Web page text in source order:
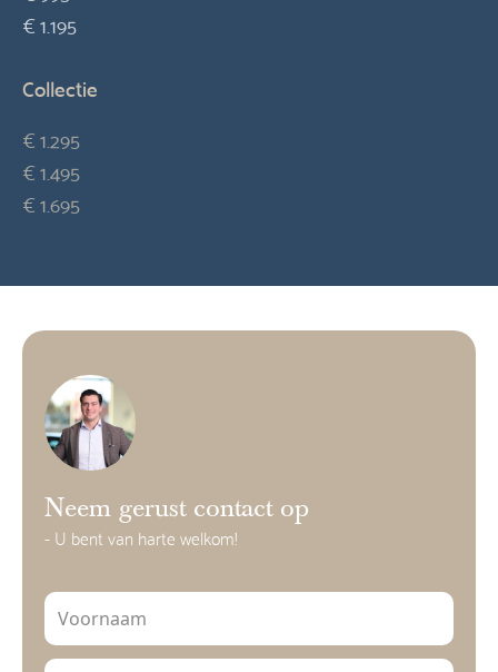
€ 1.195
Collectie
€ 1.295
€ 1.495
€ 1.695
Neem gerust contact op
- U bent van harte welkom!